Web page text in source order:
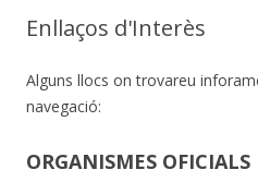
Enllaços d'Interès
Alguns llocs on trovareu
navegació:
ORGANISMES OFICIALS